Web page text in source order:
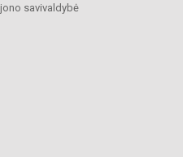
savivaldybė